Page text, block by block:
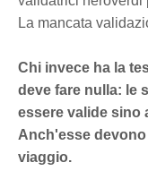
La mancata
Chi invece ha la
deve fare nulla: le
essere valide sino
Anch'esse
viaggio.